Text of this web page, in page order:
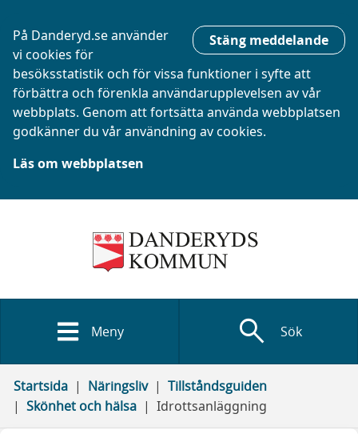
Stäng meddelande
På Danderyd.se använder
vi cookies för
besöksstatistik och för vissa funktioner i syfte att
förbättra och förenkla användarupplevelsen av vår
webbplats. Genom att fortsätta använda webbplatsen
godkänner du vår användning av cookies.
Läs om webbplatsen
Meny search Sök
Startsida Näringsliv
Tillståndsguiden
Skönhet och hälsa
Idrottsanläggning